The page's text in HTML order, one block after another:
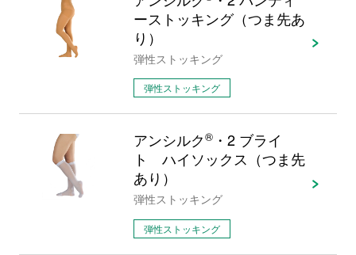
ーストッキング（つま先あ
り）
弾性ストッキング
弾性ストッキング
アンシルク®・2 ブライ
ト ハイソックス（つま先
あり）
弾性ストッキング
弾性ストッキング